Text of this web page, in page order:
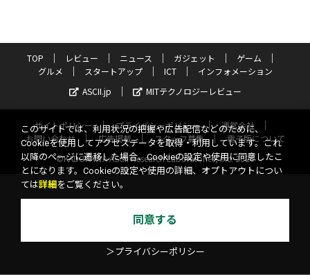
TOP レビュー ニュース ガジェット
ゲーム
グルメ
スタートアップ ICT
インフォメーション
ASCII.jp
MITテクノロジーレビュー
サイトポリシー プライバシーポリシー
運営会社
お問い合わせ
広告掲載 スタッフ募集
電子版について
©KADOKAWA ASCII Research Laboratories, Inc. 2026
このサイトでは、利用状況の把握や広告配信などのために、
Cookieを使用してアクセスデータを取得・利用しています。これ
以降のページに遷移した場合、Cookieの設定や使用に同意したこ
とになります。Cookieの設定や使用の詳細、オプトアウトについ
ては詳細 をご覧ください。
同意する
＞プライバシーポリシー